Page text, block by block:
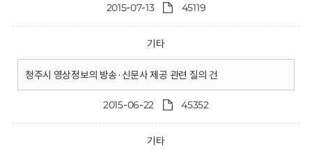
2015-07-13 45119
기타
청주시 영상정보의 방송·신문사 제공 관련 질의 건
2015-06-22 45352
기타